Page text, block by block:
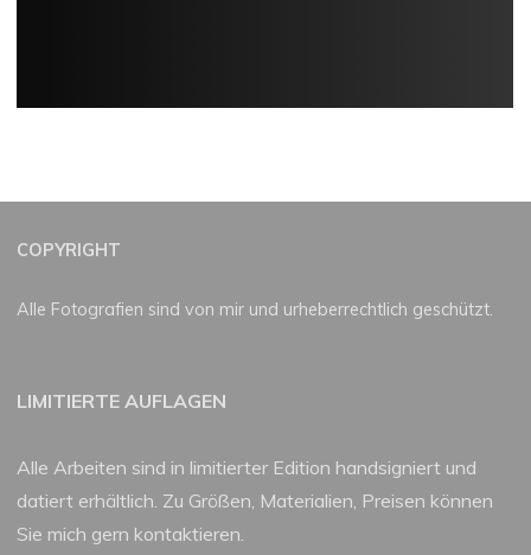
COPYRIGHT
Alle Fotografien sind von mir und urheberrechtlich geschützt.
LIMITIERTE AUFLAGEN
Alle Arbeiten sind in limitierter Edition handsigniert und
datiert erhältlich. Zu Größen, Materialien, Preisen können
Sie mich gern kontaktieren.